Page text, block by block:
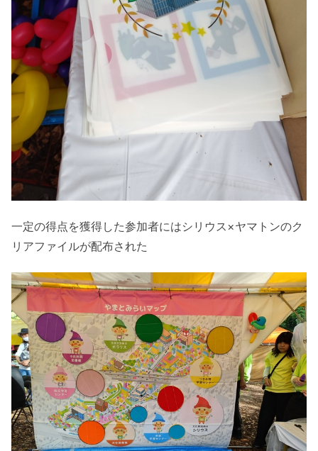
一定の得点を獲得した参加者にはシリウス×ヤマトンのク
リアファイルが配布された